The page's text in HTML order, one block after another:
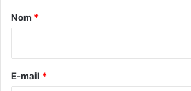
a
e
Nom *
E-mail *